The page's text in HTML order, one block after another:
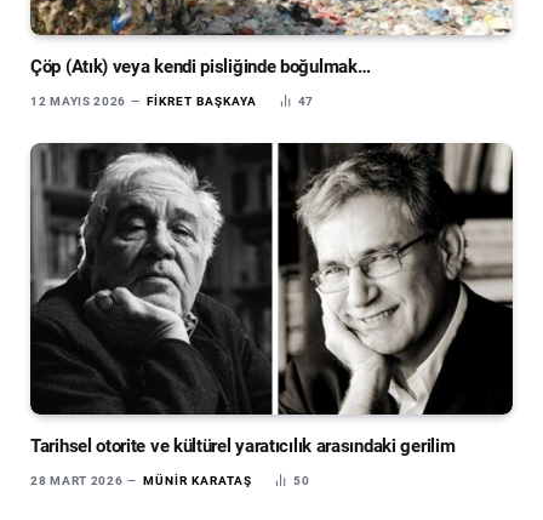
Çöp (Atık) veya kendi pisliğinde boğulmak…
12 MAYIS 2026 FIKRET BAŞKAYA 47
Tarihsel otorite ve kültürel yaratıcılık arasındaki gerilim
28 MART 2026 MÜNIR KARATAŞ 50